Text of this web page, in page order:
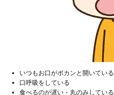
いつもお口がポカンと開いている
口呼吸をしている
食べるのが遅い・丸のみしている